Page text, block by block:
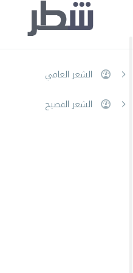
الشعر العامي
الشعر الفصيح